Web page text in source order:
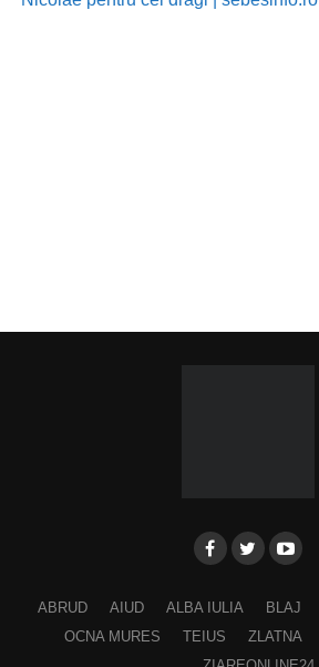
ABRUD AIUD ALBA IULIA BLAJ
OCNA MURES
TEIUS ZLATNA